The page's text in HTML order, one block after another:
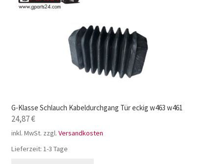
G-Klasse Schlauch Kabeldurchgang Tür eckig w463 w461
24,87€
inkl. MwSt. zzgl. Versandkosten
Lieferzeit: 1-3 Tage